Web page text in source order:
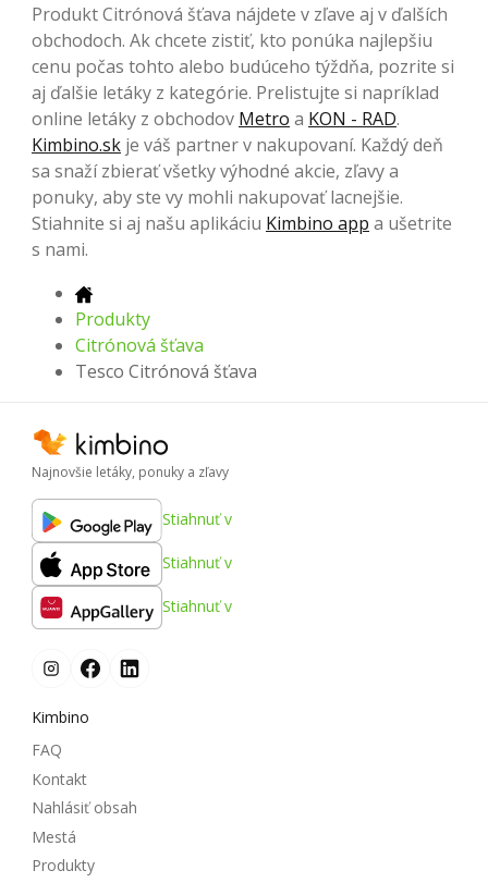
Produkt Citrónová šťava nájdete v zľave aj v ďalších
obchodoch. Ak chcete zistiť, kto ponúka najlepšiu
cenu počas tohto alebo budúceho týždňa, pozrite si
aj ďalšie letáky z kategórie. Prelistujte si napríklad
online letáky z obchodov Metro a KON - RAD.
Kimbino.sk je váš partner v nakupovaní. Každý deň
sa snaží zbierať všetky výhodné akcie, zľavy a
ponuky, aby ste vy mohli nakupovať lacnejšie.
Stiahnite si aj našu aplikáciu Kimbino app a ušetrite
s nami.
Produkty
Citrónová šťava
Tesco Citrónová šťava
Najnovšie letáky, ponuky a zľavy
Stiahnuť v
Stiahnuť v
Stiahnuť v
Kimbino
FAQ
Kontakt
Nahlásiť obsah
Mestá
Produkty